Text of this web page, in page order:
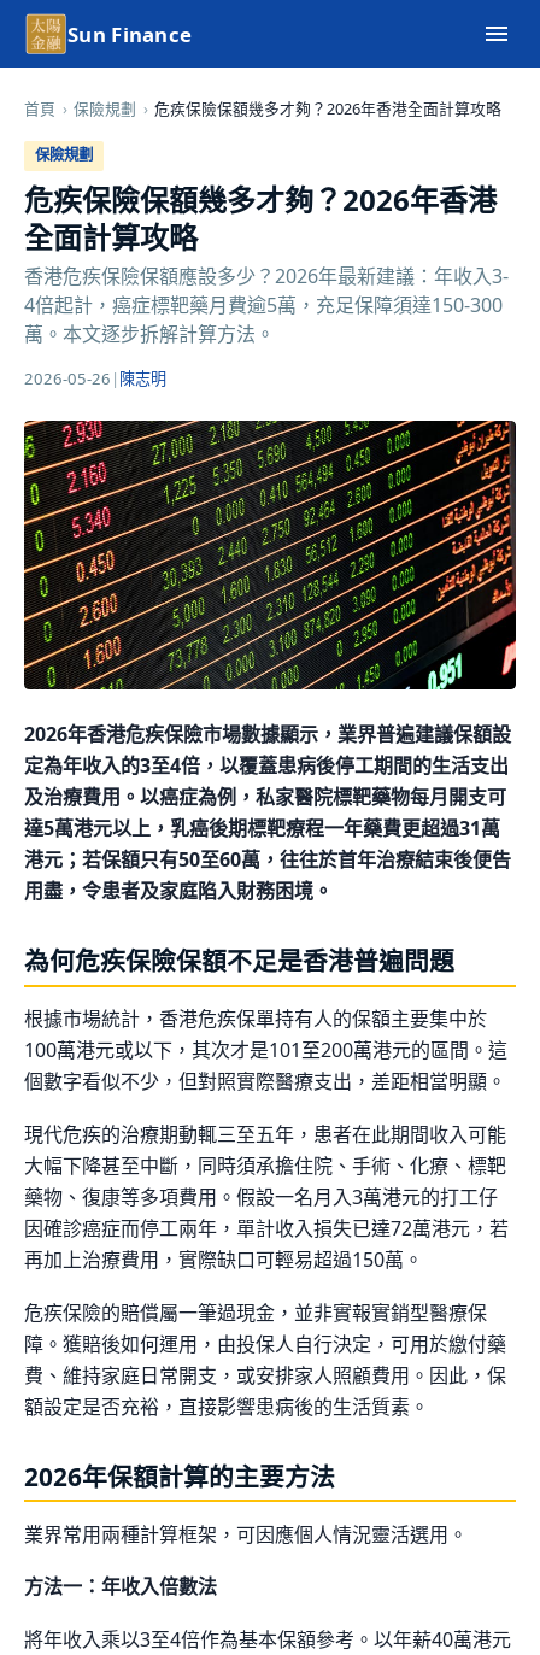
Sun Finance
首頁 › 保險規劃 › 危疾保險保額幾多才夠？2026年香港全面計算攻略
保險規劃
危疾保險保額幾多才夠？2026年香港
全面計算攻略
香港危疾保險保額應設多少？2026年最新建議：年收入3-
4倍起計，癌症標靶藥月費逾5萬，充足保障須達150-300
萬。本文逐步拆解計算方法。
2026-05-26 | 陳志明
2026年香港危疾保險市場數據顯示，業界普遍建議保額設
定為年收入的3至4倍，以覆蓋患病後停工期間的生活支出
及治療費用。以癌症為例，私家醫院標靶藥物每月開支可
達5萬港元以上，乳癌後期標靶療程一年藥費更超過31萬
港元；若保額只有50至60萬，往往於首年治療結束後便告
用盡，令患者及家庭陷入財務困境。
為何危疾保險保額不足是香港普遍問題
根據市場統計，香港危疾保單持有人的保額主要集中於
100萬港元或以下，其次才是101至200萬港元的區間。這
個數字看似不少，但對照實際醫療支出，差距相當明顯。
現代危疾的治療期動輒三至五年，患者在此期間收入可能
大幅下降甚至中斷，同時須承擔住院、手術、化療、標靶
藥物、復康等多項費用。假設一名月入3萬港元的打工仔
因確診癌症而停工兩年，單計收入損失已達72萬港元，若
再加上治療費用，實際缺口可輕易超過150萬。
危疾保險的賠償屬一筆過現金，並非實報實銷型醫療保
障。獲賠後如何運用，由投保人自行決定，可用於繳付藥
費、維持家庭日常開支，或安排家人照顧費用。因此，保
額設定是否充裕，直接影響患病後的生活質素。
2026年保額計算的主要方法
業界常用兩種計算框架，可因應個人情況靈活選用。
方法一：年收入倍數法
將年收入乘以3至4倍作為基本保額參考。以年薪40萬港元